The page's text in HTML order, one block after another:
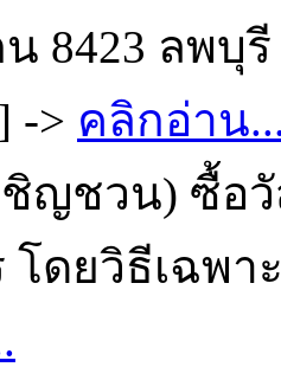
8423 ลพบุ
-> คลิกอ่าน
ชิญชวน) ซื้อ
โดยวิธีเฉพา